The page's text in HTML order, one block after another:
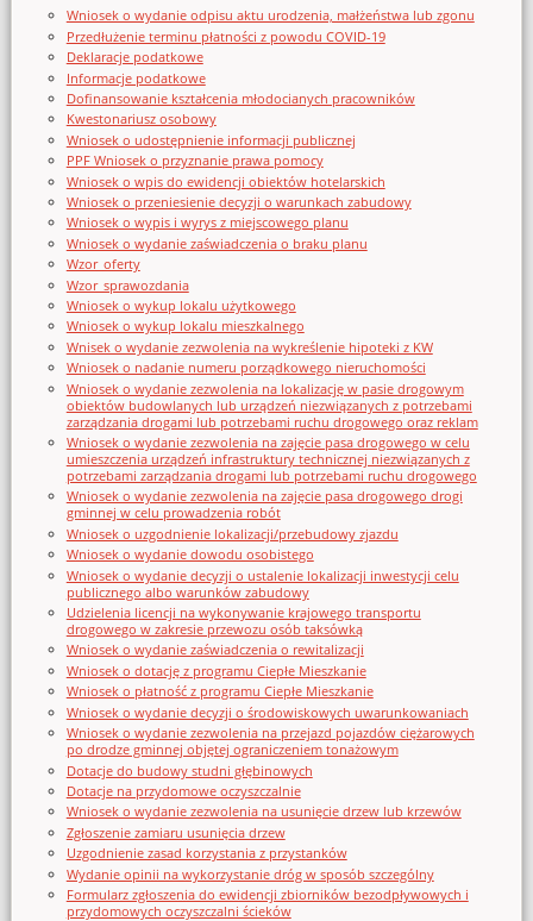
Wniosek o wydanie odpisu aktu urodzenia, małżeństwa lub zgonu
Przedłużenie terminu płatności z powodu COVID-19
Deklaracje podatkowe
Informacje podatkowe
Dofinansowanie kształcenia młodocianych pracowników
Kwestonariusz osobowy
Wniosek o udostępnienie informacji publicznej
PPF Wniosek o przyznanie prawa pomocy
Wniosek o wpis do ewidencji obiektów hotelarskich
Wniosek o przeniesienie decyzji o warunkach zabudowy
Wniosek o wypis i wyrys z miejscowego planu
Wniosek o wydanie zaświadczenia o braku planu
Wzor_oferty
Wzor_sprawozdania
Wniosek o wykup lokalu użytkowego
Wniosek o wykup lokalu mieszkalnego
Wnisek o wydanie zezwolenia na wykreślenie hipoteki z KW
Wniosek o nadanie numeru porządkowego nieruchomości
Wniosek o wydanie zezwolenia na lokalizację w pasie drogowym
obiektów budowlanych lub urządzeń niezwiązanych z potrzebami
zarządzania drogami lub potrzebami ruchu drogowego oraz reklam
Wniosek o wydanie zezwolenia na zajęcie pasa drogowego w celu
umieszczenia urządzeń infrastruktury technicznej niezwiązanych z
potrzebami zarządzania drogami lub potrzebami ruchu drogowego
Wniosek o wydanie zezwolenia na zajęcie pasa drogowego drogi
gminnej w celu prowadzenia robót
Wniosek o uzgodnienie lokalizacji/przebudowy zjazdu
Wniosek o wydanie dowodu osobistego
Wniosek o wydanie decyzji o ustalenie lokalizacji inwestycji celu
publicznego albo warunków zabudowy
Udzielenia licencji na wykonywanie krajowego transportu
drogowego w zakresie przewozu osób taksówką
Wniosek o wydanie zaświadczenia o rewitalizacji
Wniosek o dotację z programu Ciepłe Mieszkanie
Wniosek o płatność z programu Ciepłe Mieszkanie
Wniosek o wydanie decyzji o środowiskowych uwarunkowaniach
Wniosek o wydanie zezwolenia na przejazd pojazdów ciężarowych
po drodze gminnej objętej ograniczeniem tonażowym
Dotacje do budowy studni głębinowych
Dotacje na przydomowe oczyszczalnie
Wniosek o wydanie zezwolenia na usunięcie drzew lub krzewów
Zgłoszenie zamiaru usunięcia drzew
Uzgodnienie zasad korzystania z przystanków
Wydanie opinii na wykorzystanie dróg w sposób szczególny
Formularz zgłoszenia do ewidencji zbiorników bezodpływowych i
przydomowych oczyszczalni ścieków